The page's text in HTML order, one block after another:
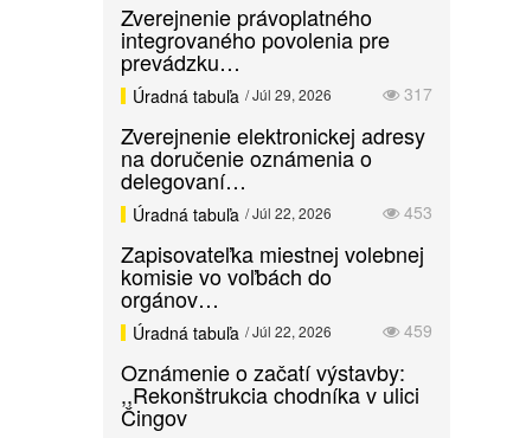
Zverejnenie právoplatného
integrovaného povolenia pre
prevádzku…
317
Úradná tabuľa / Júl 29, 2026
Zverejnenie elektronickej adresy
na doručenie oznámenia o
delegovaní…
453
Úradná tabuľa / Júl 22, 2026
Zapisovateľka miestnej volebnej
komisie vo voľbách do
orgánov…
459
Úradná tabuľa / Júl 22, 2026
Oznámenie o začatí výstavby:
,,Rekonštrukcia chodníka v ulici
Čingov